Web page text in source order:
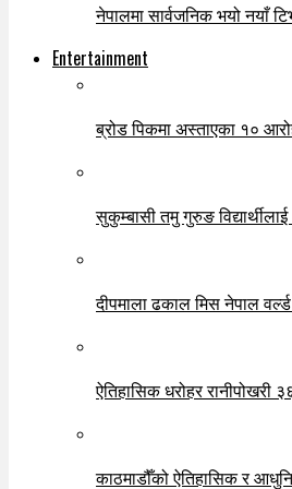
नेपालमा सार्वजनिक भयो नयाँ
Entertainment
ब्रोड पिकमा अस्ताएका १०
सुकुम्बासी तमु गुरुङ
दीपमाला ढकाल मिस नेपाल
ऐतिहासिक धरोहर रानीपोखरी
काठमाडौँको ऐतिहासिक र